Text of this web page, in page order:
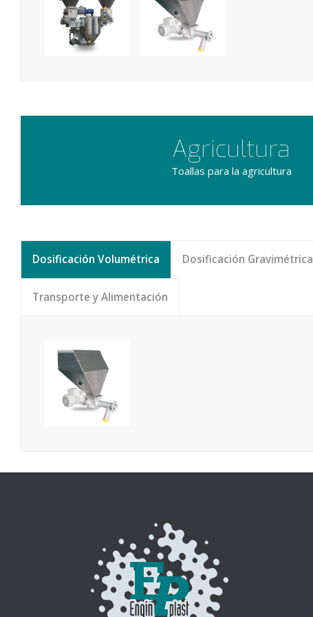
VOLUMÉTRICO
– DMIX
VOLUMÉTRICO
– DPM
Agricultura
Toallas para la agricultura
Dosificación Volumétrica Dosificación Gravimétrica
Transporte y Alimentación
DOSIFICADOR
VOLUMÉTRICO
– DPM